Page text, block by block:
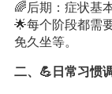
🌈后期：症状基
🌟每个阶段都需
免久坐等。
二、💪日常习惯